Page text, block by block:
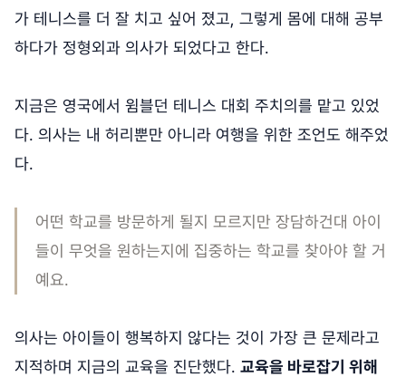
가 테니스를 더 잘 치고 싶어 졌고, 그렇게 몸에 대해 공부
하다가 정형외과 의사가 되었다고 한다.
지금은 영국에서 윔블던 테니스 대회 주치의를 맡고 있었
다. 의사는 내 허리뿐만 아니라 여행을 위한 조언도 해주었
다.
어떤 학교를 방문하게 될지 모르지만 장담하건대 아이
들이 무엇을 원하는지에 집중하는 학교를 찾아야 할 거
예요.
의사는 아이들이 행복하지 않다는 것이 가장 큰 문제라고
지적하며 지금의 교육을 진단했다. 교육을 바로잡기 위해